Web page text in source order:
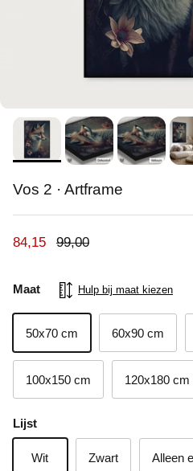
Vos 2 · Artframe
Verkoopprijs
84,15 Reguliere prijs
99,00
Maat Hulp bij maat kiezen
50x70 cm 60x90 cm
100x150 cm 120x180 cm
Lijst
Wit Zwart Alleen